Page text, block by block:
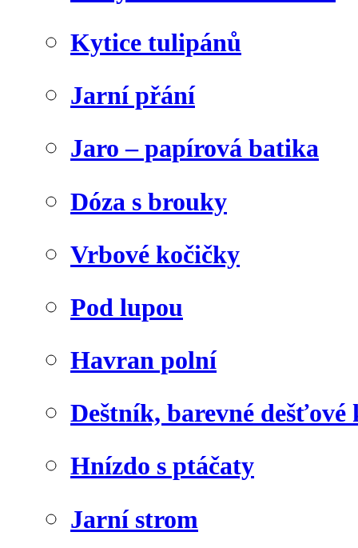
Kytice tulipánů
Jarní přání
Jaro – papírová batika
Dóza s brouky
Vrbové kočičky
Pod lupou
Havran polní
Deštník, barevné dešťové
Hnízdo s ptáčaty
Jarní strom